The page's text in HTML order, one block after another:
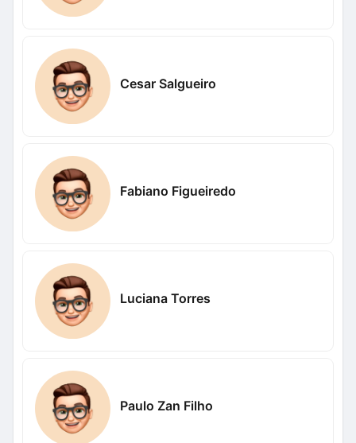
Cesar Salgueiro
Fabiano Figueiredo
Luciana Torres
Paulo Zan Filho